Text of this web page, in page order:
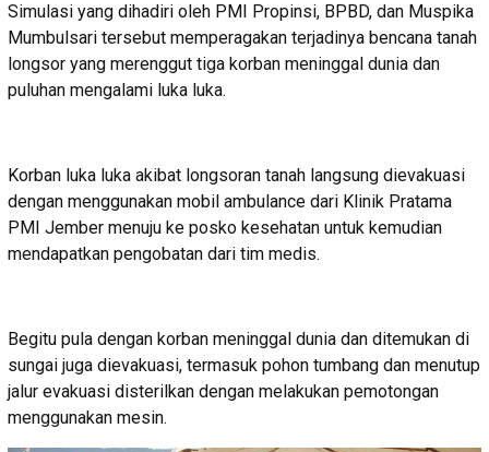
Simulasi yang dihadiri oleh PMI Propinsi, BPBD, dan Muspika
Mumbulsari tersebut memperagakan terjadinya bencana tanah
longsor yang merenggut tiga korban meninggal dunia dan
puluhan mengalami luka luka.
Korban luka luka akibat longsoran tanah langsung dievakuasi
dengan menggunakan mobil ambulance dari Klinik Pratama
PMI Jember menuju ke posko kesehatan untuk kemudian
mendapatkan pengobatan dari tim medis.
Begitu pula dengan korban meninggal dunia dan ditemukan di
sungai juga dievakuasi, termasuk pohon tumbang dan menutup
jalur evakuasi disterilkan dengan melakukan pemotongan
menggunakan mesin.